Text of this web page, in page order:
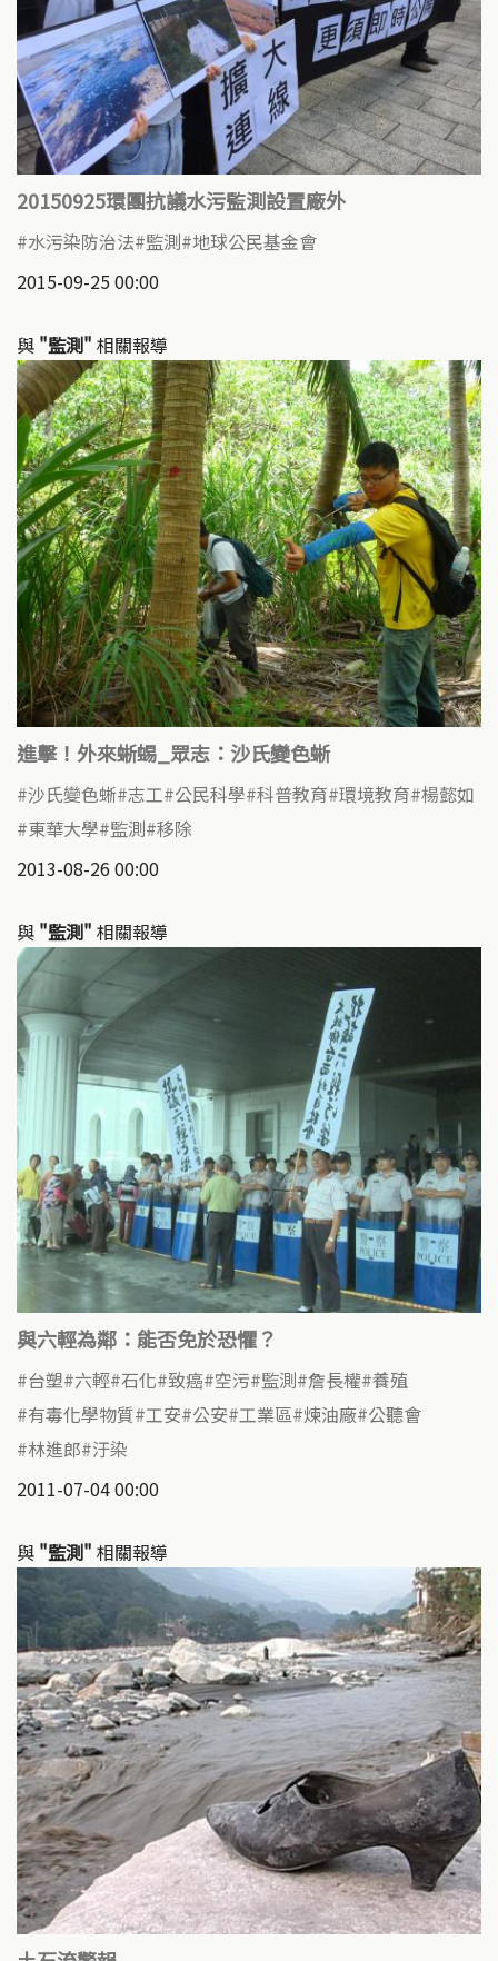
20150925環團抗議水污監測設置廠外
水污染防治法 監測 地球公民基金會
2015-09-25 00:00
與 "監測" 相關報導
進擊！外來蜥蜴_眾志：沙氏變色蜥
沙氏變色蜥 志工 公民科學 科普教育 環境教育 楊懿如
東華大學 監測 移除
2013-08-26 00:00
與 "監測" 相關報導
與六輕為鄰：能否免於恐懼？
台塑 六輕 石化 致癌 空污 監測 詹長權 養殖
有毒化學物質 工安 公安 工業區 煉油廠 公聽會
林進郎 汙染
2011-07-04 00:00
與 "監測" 相關報導